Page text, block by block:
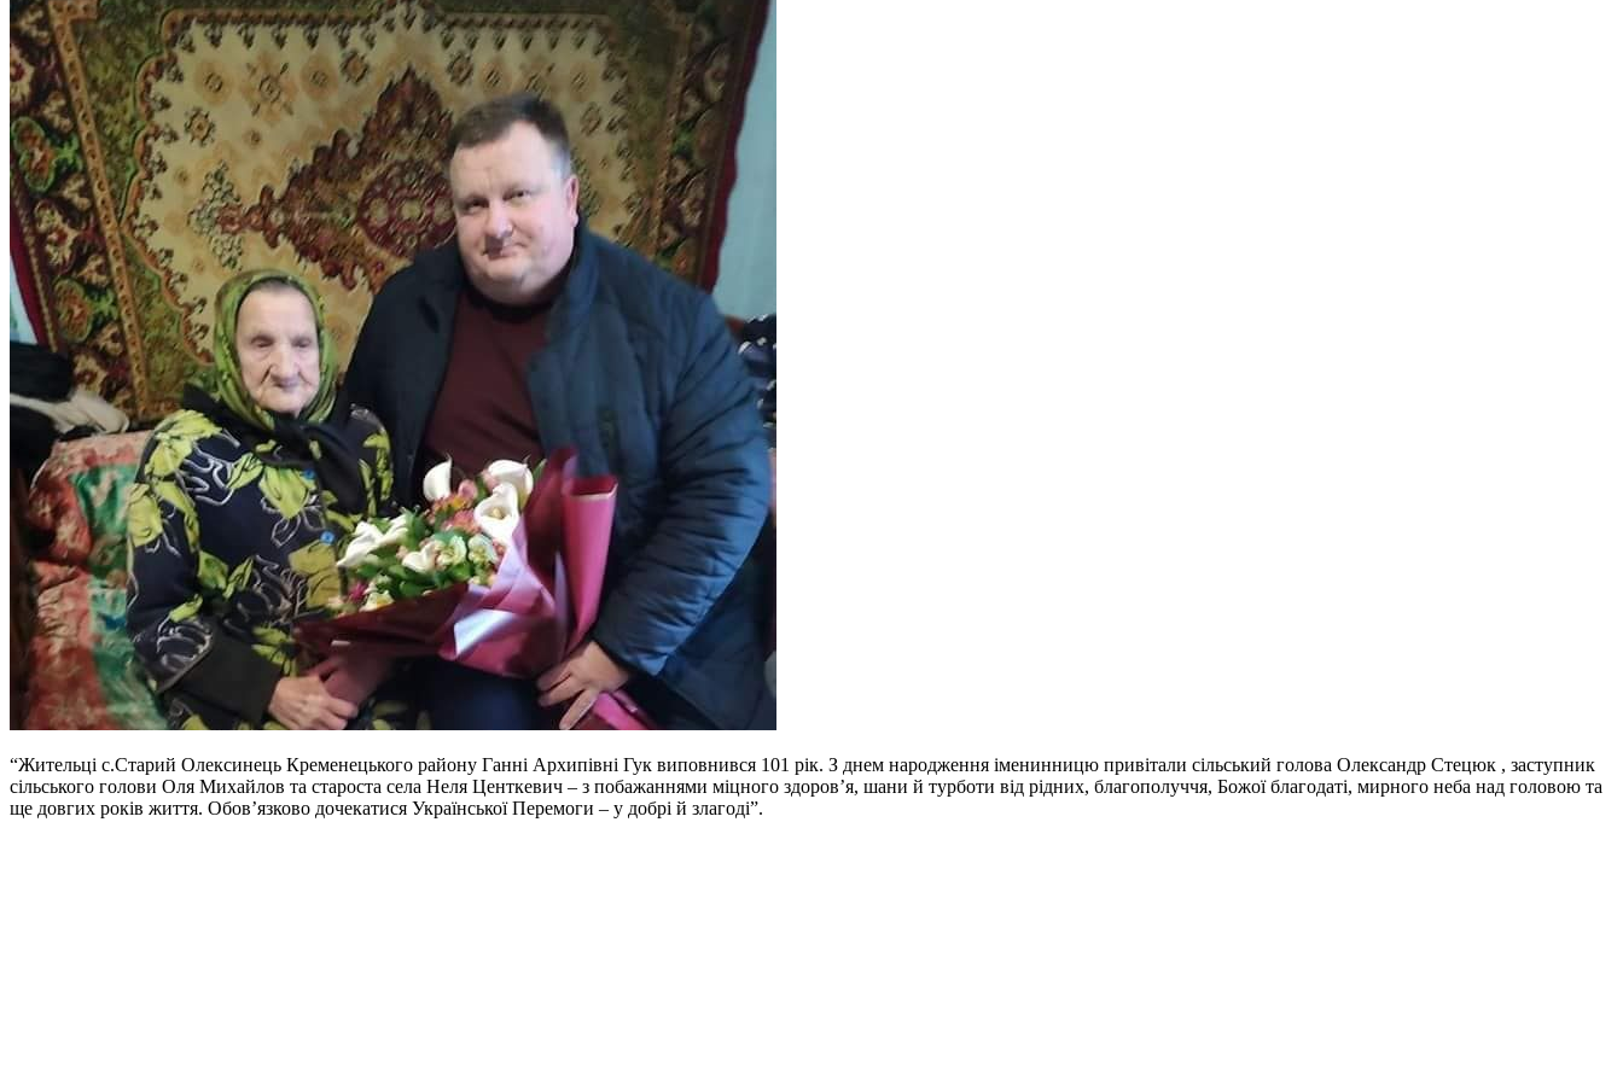
“Жительці с.Старий Олексинець Кременецького району Ганні Архипівні Гук виповнився 101 рік. З днем народження іменинницю привітали сільський голова Олександр Стецюк , заступник
сільського голови Оля Михайлов та староста села Неля Центкевич – з побажаннями міцного здоров’я, шани й турботи від рідних, благополуччя, Божої благодаті, мирного неба над головою та
ще довгих років життя. Обов’язково дочекатися Української Перемоги – у добрі й злагоді”.